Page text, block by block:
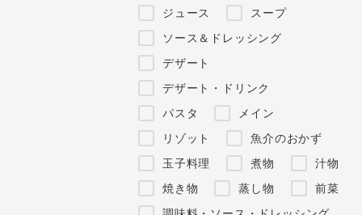
ジュース
スープ
ソース＆ドレッシング
デザート
デザート・ドリンク
パスタ
メイン
リゾット
魚介のおかず
玉子料理
煮物
汁物
焼き物
蒸し物
前菜